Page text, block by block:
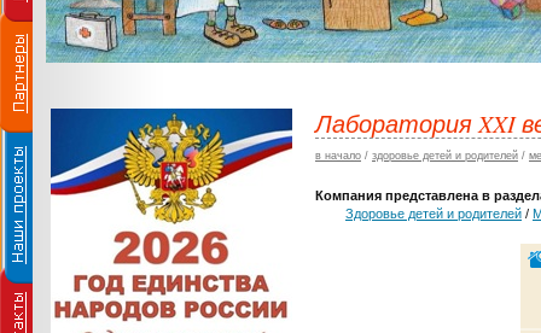
Лаборатория XXI
в начало / здоровье детей и родителей /
Компания представлена в
Здоровье детей и родителей /